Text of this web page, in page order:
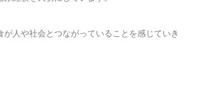
が人や社会とつながっていることを感じていき